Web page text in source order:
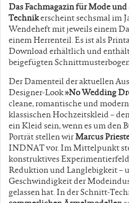
Das Fachmagazin für Mode
Technikerscheint sechsmal im
Wendeheft mit jeweils einem
einem Herrenteil. Es ist als
Download erhältlich und
beigefügten
Der Damenteil der aktuellen
Designer-Look»No Wedding
cleane, romantische und
klassischen Hochzeitskleid –
ein Kleid sein, wenn es um den
Porträt stellen wirMarcus
INDNAT vor. Im Mittelpunkt
konstruktives
Reduktion und Langlebigkeit –
Geschwindigkeit der
gelassen hat. In der Schnitt-